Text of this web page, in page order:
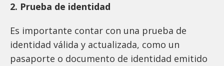
2. Prueba de identidad
Es importante contar con una prueba de
identidad válida y actualizada, como un
pasaporte o documento de identidad emitido